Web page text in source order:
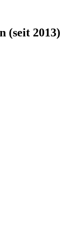
(seit 2013)